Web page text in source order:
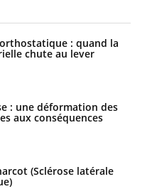
: quand la
chute au lever
: une déformation des
aux conséquences
(Sclérose latérale